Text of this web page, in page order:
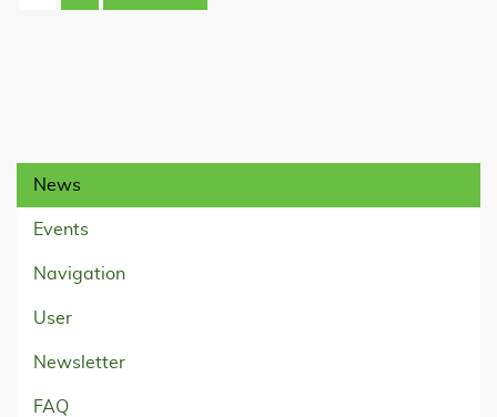
News
Events
Navigation
User
Newsletter
FAQ